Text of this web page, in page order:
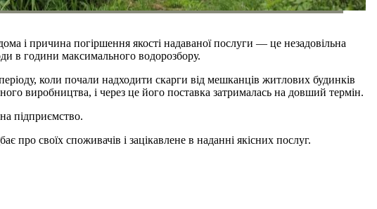
і причина погіршення якості надаваної послуги — це незадовільна
в години максимального водорозбору.
коли почали надходити скарги від мешканців житлових будинків
виробництва, і через це його поставка затрималась на довший термін.
підприємство.
про своїх споживачів і зацікавлене в наданні якісних послуг.